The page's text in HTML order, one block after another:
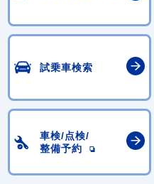
試乗車検索
車検/点検/
整備予約